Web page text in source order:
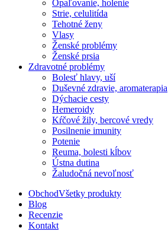
Opaľovanie, holenie
Strie, celulitída
Tehotné ženy
Vlasy
Ženské problémy
Ženské prsia
Zdravotné problémy
Bolesť hlavy, uší
Duševné zdravie, aromaterapia
Dýchacie cesty
Hemeroidy
Kŕčové žily, bercové vredy
Posilnenie imunity
Potenie
Reuma, bolesti kĺbov
Ústna dutina
Žaludočná nevoľnosť
ObchodVšetky produkty
Blog
Recenzie
Kontakt